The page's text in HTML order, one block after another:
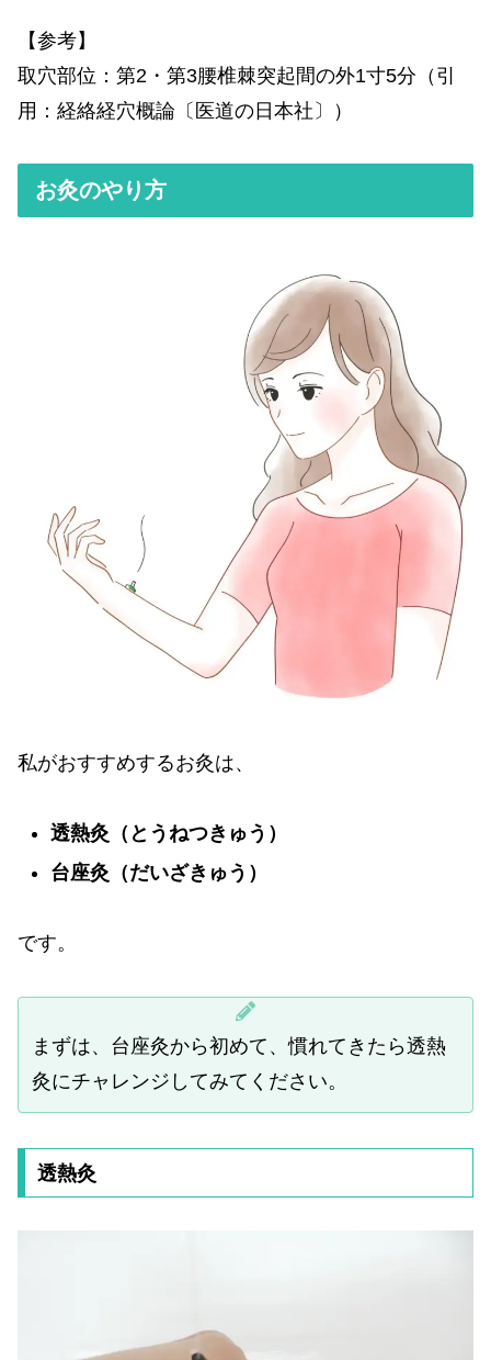
【参考】
取穴部位：第2・第3腰椎棘突起間の外1寸5分（引
用：経絡経穴概論〔医道の日本社〕）
お灸のやり方
私がおすすめするお灸は、
透熱灸（とうねつきゅう）
台座灸（だいざきゅう）
です。
まずは、台座灸から初めて、慣れてきたら透熱
灸にチャレンジしてみてください。
透熱灸